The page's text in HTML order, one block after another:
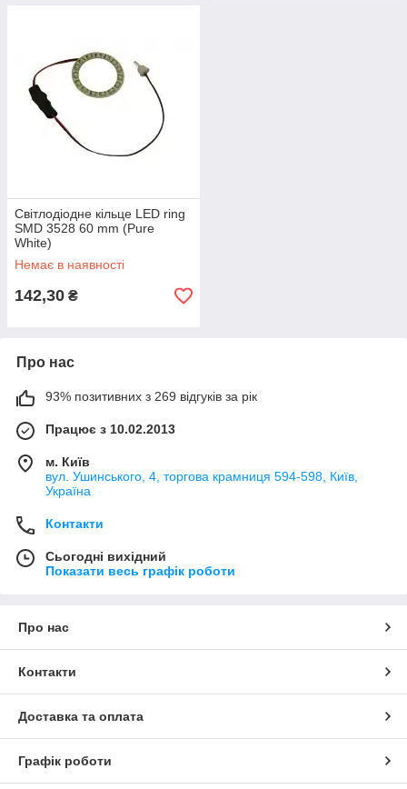
Світлодіодне кільце LED ring
SMD 3528 60 mm (Pure
White)
Немає в наявності
142,30 ₴
Про нас
93% позитивних з 269 відгуків за рік
Працює з 10.02.2013
м. Київ
вул. Ушинського, 4, торгова крамниця 594-598, Київ,
Україна
Контакти
Сьогодні вихідний
Показати весь графік роботи
Про нас
Контакти
Доставка та оплата
Графік роботи